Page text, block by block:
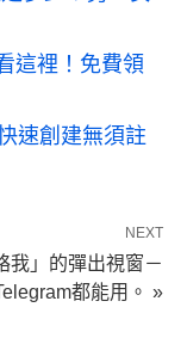
這裡！免費領
速創建無須註
NEXT
我」的彈出視窗－
都能用。 »